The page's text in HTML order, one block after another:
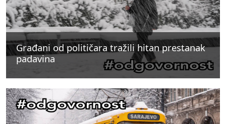
Građani od političara tražili hitan prestanak
padavina
Građani od političara tražili hitan prestanak
padavina
Građani od političara tražili hitan prestanak
padavina